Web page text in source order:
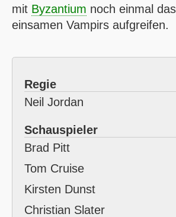
mit Byzantium noch einmal
einsamen Vampirs aufgreifen.
Regie
Neil Jordan
Schauspieler
Brad Pitt
Tom Cruise
Kirsten Dunst
Christian Slater